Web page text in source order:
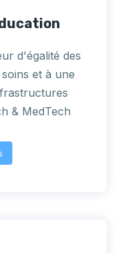
d'égalité des
et à une
& MedTech